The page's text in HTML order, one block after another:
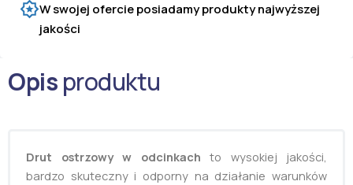
W swojej ofercie posiadamy produkty najwyższej
jakości
Opisproduktu
Drut ostrzowy w odcinkach to wysokiej jakości,
bardzo skuteczny i odporny na działanie warunków